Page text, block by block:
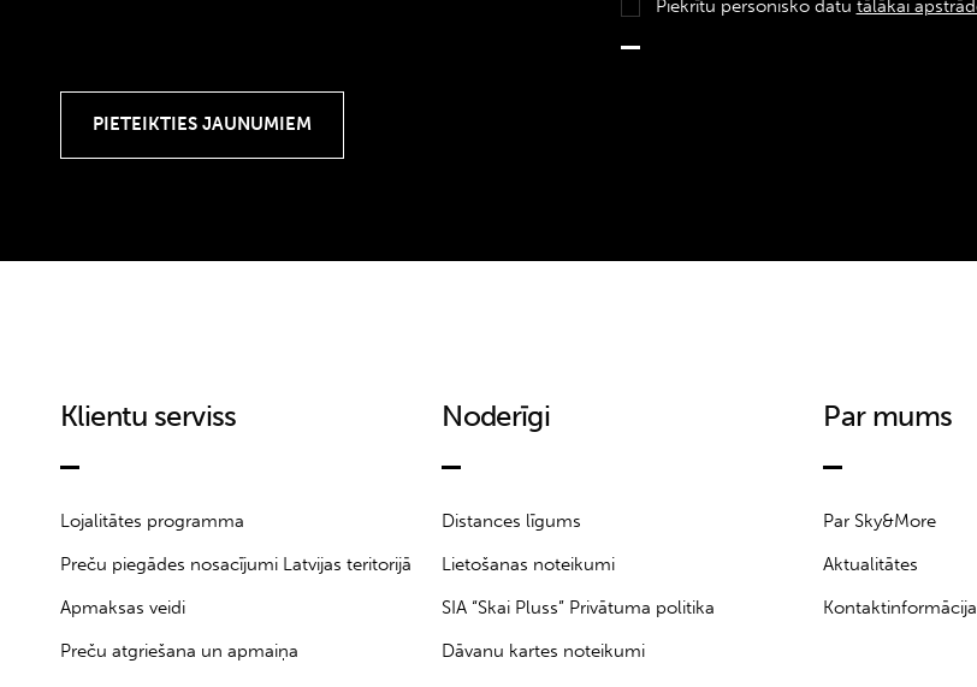
Piekrītu personisko datu tālākai
Klientu serviss
Lojalitātes programma
Preču piegādes nosacījumi Latvijas teritorijā
Apmaksas veidi
Preču atgriešana un apmaiņa
Noderīgi
Distances līgums
Lietošanas noteikumi
SIA “Skai Pluss” Privātuma politika
Dāvanu kartes noteikumi
Par mums
Par Sky&More
Aktualitātes
Kontaktinformācija